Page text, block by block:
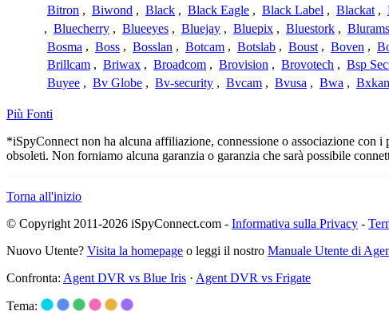
Bitron , Biwond , Black , Black Eagle , Black Label , Blackat ,
, Bluecherry , Blueeyes , Bluejay , Bluepix , Bluestork , Blurams
Bosma , Boss , Bosslan , Botcam , Botslab , Boust , Boven ,
Brillcam , Briwax , Broadcom , Brovision , Brovotech , Bsp
Buyee , Bv Globe , Bv-security , Bvcam , Bvusa , Bwa ,
Più Fonti
*iSpyConnect non ha alcuna affiliazione, connessione o associazione
obsoleti. Non forniamo alcuna garanzia o garanzia che sarà possibile
Torna all'inizio
© Copyright 2011-2026 iSpyConnect.com - Informativa sulla Privacy -
Nuovo Utente? Visita la homepage o leggi il nostro Manuale Utente di
Confronta: Agent DVR vs Blue Iris · Agent DVR vs Frigate
Tema: